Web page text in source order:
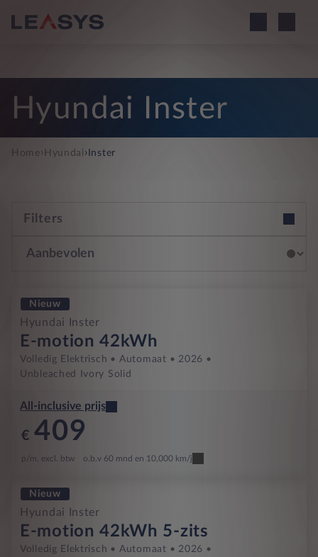
Hyundai Inster
Home› Hyundai › Inster
Filters
Nieuw
Hyundai Inster
E-motion 42kWh
Volledig Elektrisch Automaat
2026
Unbleached Ivory Solid
All-inclusive prijs
€ 409
p/m. excl. btw o.b.v 60 mnd en 10,000 km/j
Nieuw
Hyundai Inster
E-motion 42kWh 5-zits
Volledig Elektrisch Automaat
2026